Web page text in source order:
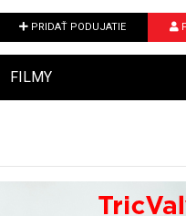
PRIDAŤ PODUJATIE
FILMY